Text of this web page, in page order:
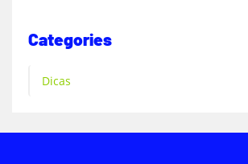
Categories
Dicas